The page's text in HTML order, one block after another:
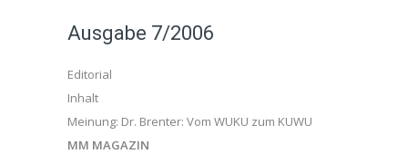
Ausgabe 7/2006
Editorial
Inhalt
Meinung: Dr. Brenter: Vom WUKU zum KUWU
MM MAGAZIN